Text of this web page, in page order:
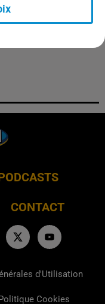
Zeghoudi,
CONTACT
d'Utilisation
Cookies